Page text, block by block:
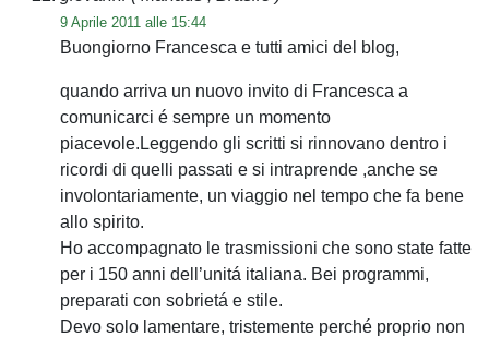
9 Aprile 2011 alle 15:44
Buongiorno Francesca e tutti amici del blog,
quando arriva un nuovo invito di Francesca a
comunicarci é sempre un momento
piacevole.Leggendo gli scritti si rinnovano dentro i
ricordi di quelli passati e si intraprende ,anche se
involontariamente, un viaggio nel tempo che fa bene
allo spirito.
Ho accompagnato le trasmissioni che sono state fatte
per i 150 anni dell’unitá italiana. Bei programmi,
preparati con sobrietá e stile.
Devo solo lamentare, tristemente perché proprio non